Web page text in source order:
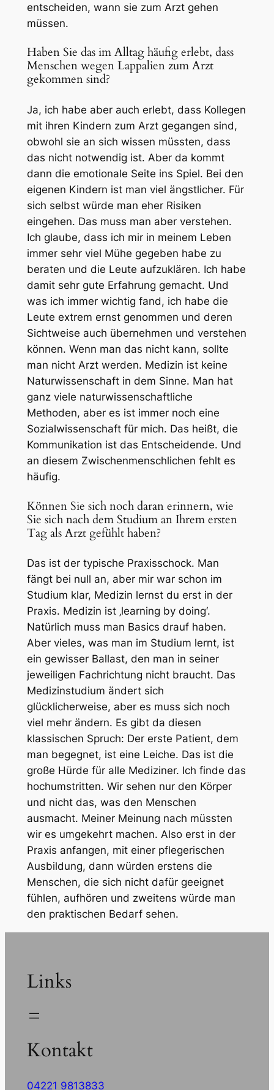
entscheiden, wann sie zum Arzt gehen
müssen.
Haben Sie das im Alltag häufig erlebt, dass
Menschen wegen Lappalien zum Arzt
gekommen sind?
Ja, ich habe aber auch erlebt, dass Kollegen
mit ihren Kindern zum Arzt gegangen sind,
obwohl sie an sich wissen müssten, dass
das nicht notwendig ist. Aber da kommt
dann die emotionale Seite ins Spiel. Bei den
eigenen Kindern ist man viel ängstlicher. Für
sich selbst würde man eher Risiken
eingehen. Das muss man aber verstehen.
Ich glaube, dass ich mir in meinem Leben
immer sehr viel Mühe gegeben habe zu
beraten und die Leute aufzuklären. Ich habe
damit sehr gute Erfahrung gemacht. Und
was ich immer wichtig fand, ich habe die
Leute extrem ernst genommen und deren
Sichtweise auch übernehmen und verstehen
können. Wenn man das nicht kann, sollte
man nicht Arzt werden. Medizin ist keine
Naturwissenschaft in dem Sinne. Man hat
ganz viele naturwissenschaftliche
Methoden, aber es ist immer noch eine
Sozialwissenschaft für mich. Das heißt, die
Kommunikation ist das Entscheidende. Und
an diesem Zwischenmenschlichen fehlt es
häufig.
Können Sie sich noch daran erinnern, wie
Sie sich nach dem Studium an Ihrem ersten
Tag als Arzt gefühlt haben?
Das ist der typische Praxisschock. Man
fängt bei null an, aber mir war schon im
Studium klar, Medizin lernst du erst in der
Praxis. Medizin ist ‚learning by doing‘.
Natürlich muss man Basics drauf haben.
Aber vieles, was man im Studium lernt, ist
ein gewisser Ballast, den man in seiner
jeweiligen Fachrichtung nicht braucht. Das
Medizinstudium ändert sich
glücklicherweise, aber es muss sich noch
viel mehr ändern. Es gibt da diesen
klassischen Spruch: Der erste Patient, dem
man begegnet, ist eine Leiche. Das ist die
große Hürde für alle Mediziner. Ich finde das
hochumstritten. Wir sehen nur den Körper
und nicht das, was den Menschen
ausmacht. Meiner Meinung nach müssten
wir es umgekehrt machen. Also erst in der
Praxis anfangen, mit einer pflegerischen
Ausbildung, dann würden erstens die
Menschen, die sich nicht dafür geeignet
fühlen, aufhören und zweitens würde man
den praktischen Bedarf sehen.
Links
Kontakt
04221 9813833